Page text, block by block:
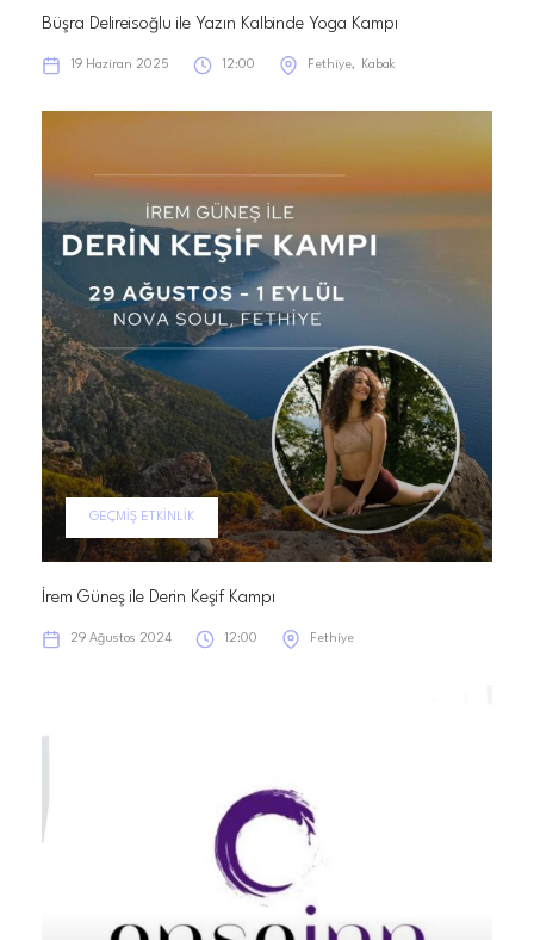
Büşra Delireisoğlu ile Yazın Kalbinde Yoga Kampı
19 Haziran 2025 12:00 Fethiye Kabak
GEÇMIŞ ETKINLIK
İrem Güneş ile Derin Keşif Kampı
29 Ağustos 2024 12:00 Fethiye